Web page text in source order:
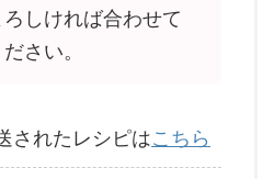
しければ合わせて
さい。
されたレシピはこちら